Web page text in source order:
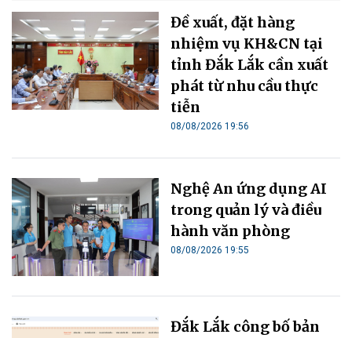
Đề xuất, đặt hàng
nhiệm vụ KH&CN tại
tỉnh Đắk Lắk cần xuất
phát từ nhu cầu thực
tiễn
08/08/2026 19:56
Nghệ An ứng dụng AI
trong quản lý và điều
hành văn phòng
08/08/2026 19:55
Đắk Lắk công bố bản